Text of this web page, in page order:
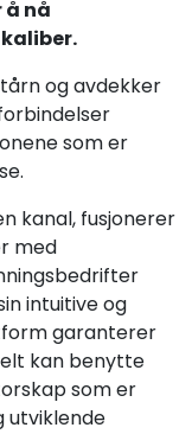
nå
og avdekker
som er
kanal, fusjonerer
med
intuitive og
garanterer
kan benytte
som er
utviklende